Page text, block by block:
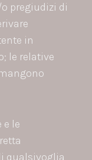
pregiudizi di
in
le relative
e le
qualsivoglia